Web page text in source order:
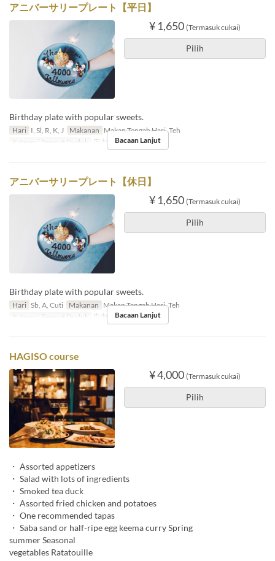
アニバーサリープレート【平日】
¥ 1,650 (Termasuk cukai)
Pilih
Birthday plate with popular sweets.
Hari I, Sl, R, K, J Makanan Makan Tengah Hari, Teh
Kategori Tempat Duduk
店内のご予約Bacaan Lanjut
アニバーサリープレート【休日】
¥ 1,650 (Termasuk cukai)
Pilih
Birthday plate with popular sweets.
Hari Sb, A, Cuti Makanan Makan Tengah Hari, Teh
Kategori Tempat Duduk
店内のご予約Bacaan Lanjut
HAGISO course
¥ 4,000 (Termasuk cukai)
Pilih
・ Assorted appetizers
・ Salad with lots of ingredients
・ Smoked tea duck
・ Assorted fried chicken and potatoes
・ One recommended tapas
・ Saba sand or half-ripe egg keema curry Spring
summer Seasonal
vegetables Ratatouille